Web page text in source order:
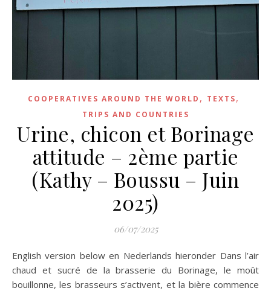
COOPERATIVES AROUND THE WORLD , TEXTS,
TRIPS AND COUNTRIES
Urine, chicon et Borinage
attitude – 2ème partie
(Kathy – Boussu – Juin
2025)
06/07/2025
English version below en Nederlands hieronder Dans l’air
chaud et sucré de la brasserie du Borinage, le moût
bouillonne, les brasseurs s’activent, et la bière commence